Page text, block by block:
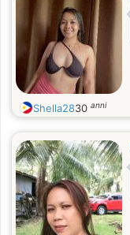
Shella2830 anni